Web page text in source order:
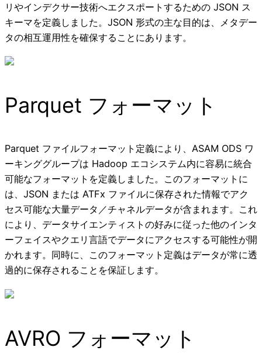
リやインデクサー技術へエクスポートするための JSON ス
キーマを定義しました。JSON 形式の主な目的は、メタデー
タの相互運用性を確保することにあります。
Parquet フォーマット
Parquet ファイルフォーマット定義により、ASAM ODS ワ
ーキンググループは Hadoop エコシステム内に容易に統合
可能なフォーマットを定義しました。このフォーマットに
は、JSON または ATFx ファイルに保存された情報でアク
セス可能な大量データ／チャネルデータが含まれます。これ
により、データサイエンティストの好みに従った他のインタ
ーフェイスやクエリ言語でデータにアクセスする可能性が開
かれます。同時に、このフォーマット定義はデータが常に透
過的に保存されることを保証します。
AVRO フォーマット